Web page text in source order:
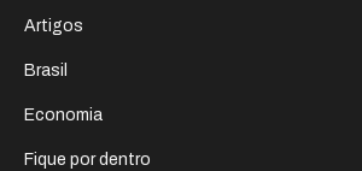
Artigos
Brasil
Economia
Fique por dentro